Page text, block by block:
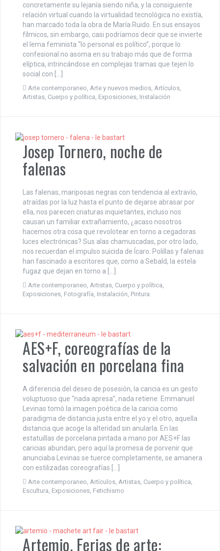
concretamente su lejanía siendo niña, y la consiguiente
relación virtual cuando la virtualidad tecnológica no existía,
han marcado toda la obra de María Ruido. En sus ensayos
fílmicos, sin embargo, casi podríamos decir que se invierte
el lema feminista “lo personal es político”, porque lo
confesional no asoma en su trabajo más que de forma
elíptica, intrincándose en complejas tramas que tejen lo
social con […]
Arte contemporaneo, Arte y nuevos medios, Artículos,
Artistas, Cuerpo y política, Exposiciones, Instalación
Josep Tornero, noche de
falenas
Las falenas, mariposas negras con tendencia al extravío,
atraídas por la luz hasta el punto de dejarse abrasar por
ella, nos parecen criaturas inquietantes, incluso nos
causan un familiar extrañamiento, ¿acaso nosotros
hacemos otra cosa que revolotear en torno a cegadoras
luces electrónicas? Sus alas chamuscadas, por otro lado,
nos recuerdan el impulso suicida de Ícaro. Polillas y falenas
han fascinado a escritores que, como a Sebald, la estela
fugaz que dejan en torno a […]
Arte contemporaneo Artistas Cuerpo y política
Exposiciones Fotografía Instalación Pintura
AES+F, coreografías de la
salvación en porcelana fina
A diferencia del deseo de posesión, la caricia es un gesto
voluptuoso que “nada apresa”, nada retiene. Emmanuel
Levinas tomó la imagen poética de la caricia como
paradigma de distancia justa entre el yo y el otro, aquella
distancia que acoge la alteridad sin anularla. En las
estatuillas de porcelana pintada a mano por AES+F las
caricias abundan, pero aquí la promesa de porvenir que
anunciaba Levinas se tuerce completamente, se amanera
con estilizadas coreografías […]
Arte contemporaneo, Artículos, Artistas, Cuerpo y política,
Escultura, Exposiciones, Fetichismo
Artemio. Ferias de arte: